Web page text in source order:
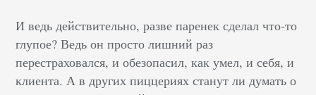
И ведь действительно, разве паренек сделал что-то
глупое? Ведь он просто лишний раз
перестраховался, и обезопасил, как умел, и себя, и
клиента. А в других пиццериях станут ли думать о